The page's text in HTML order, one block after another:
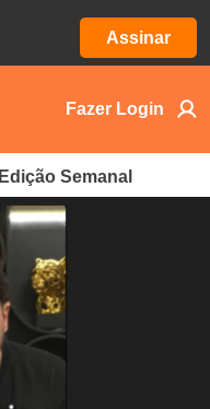
Assinar
Fazer Login
Edição Semanal